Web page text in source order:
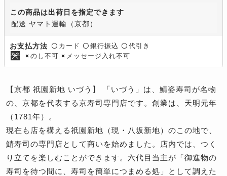
この商品は出荷日を指定できます
配送 ヤマト運輸（京都）
お支払方法 〇 カード 〇 銀行振込 〇 代引き
× のし不可 × メッセージ入れ不可
【京都 祇園新地 いづう】 「いづう」は、鯖姿寿司が名物
の、京都を代表する京寿司専門店です。創業は、天明元年
（1781年）。
現在も店を構える祇園新地（現・八坂新地）のこの地で、
鯖寿司の専門店として商いを始めました。店内では、つく
り立てを楽しむことができます。六代目当主が「御進物の
寿司を待つ間に、寿司を簡単につまめる処」として調えた